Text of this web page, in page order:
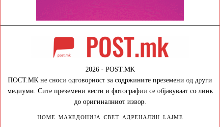
2026 - POST.MK
ПОСТ.МК не сноси одговорност за содржините преземени од други
медиуми. Сите преземени вести и фотографии се објавуваат со линк
до оригиналниот извор.
HOME МАКЕДОНИЈА СВЕТ АДРЕНАЛИН LAJME